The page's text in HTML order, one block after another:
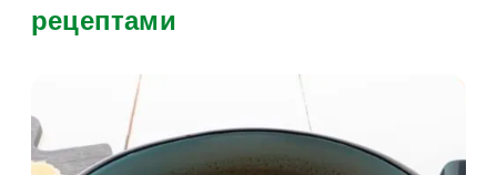
рецептами